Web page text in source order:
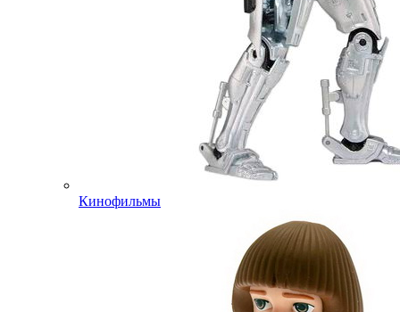
Кинофильмы